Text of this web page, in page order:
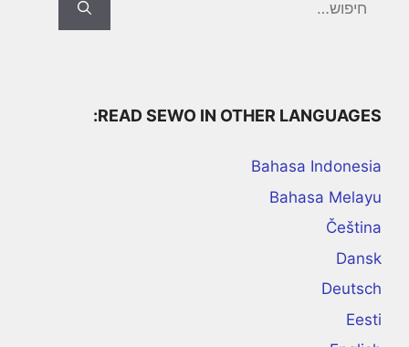
READ SEWO IN OTHER LANGUAGES:
Bahasa Indonesia
Bahasa Melayu
Čeština
Dansk
Deutsch
Eesti